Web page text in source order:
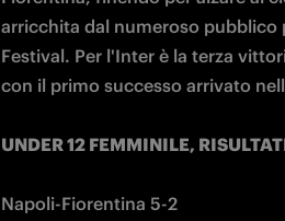
arricchita dal numeroso pubblico
Festival. Per l'Inter è la terza
con il primo successo arrivato
UNDER 12 FEMMINILE,
Napoli-Fiorentina 5-2